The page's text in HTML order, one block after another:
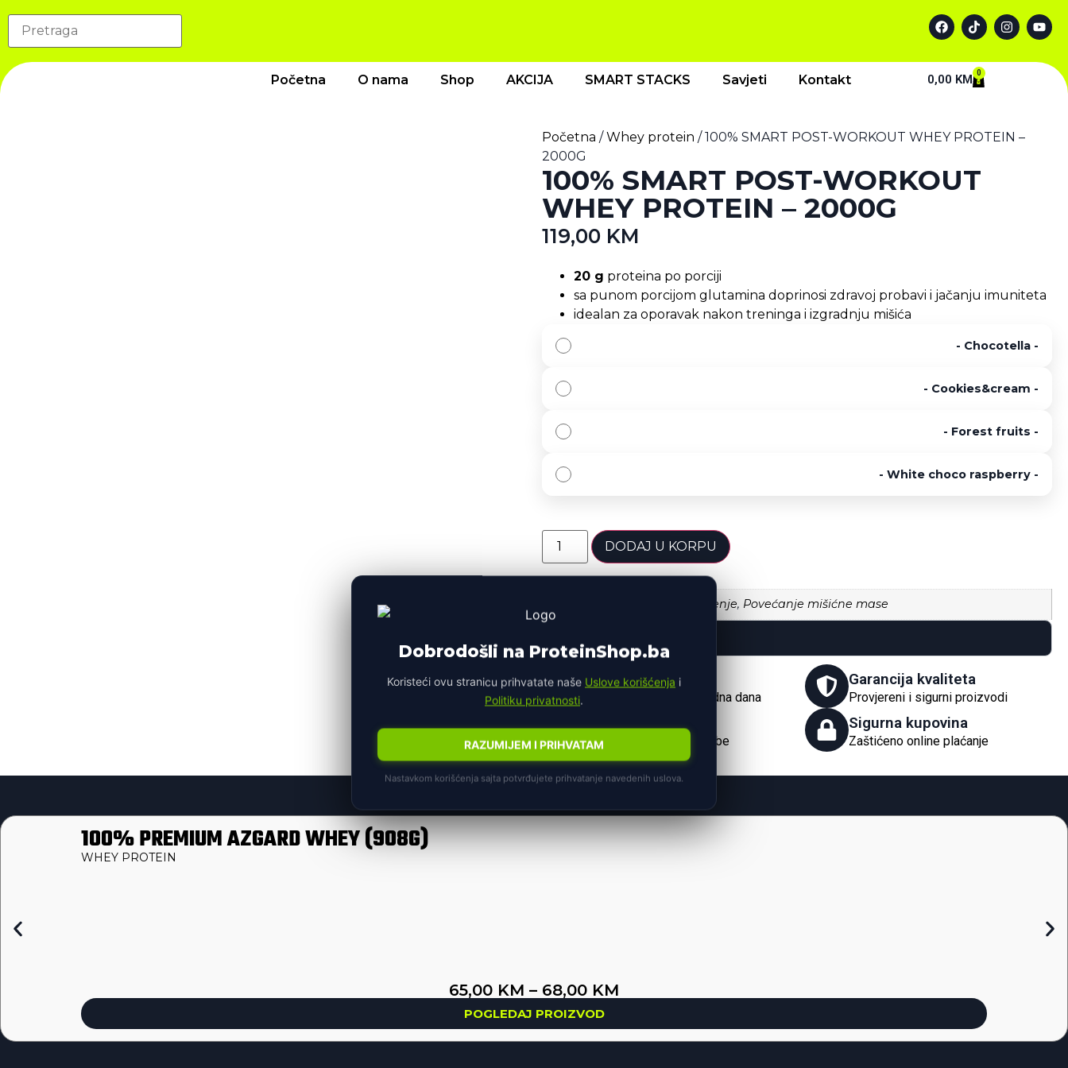
Početna O nama Shop AKCIJA SMART STACKS Savjeti Kontakt 0,00 KM 0
Početna /Whey protein / 100% SMART POST-WORKOUT WHEY PROTEIN –
2000G
100% SMART POST-WORKOUT
WHEY PROTEIN – 2000G
119,00 KM
20 g proteina po porciji
sa punom porcijom glutamina doprinosi zdravoj probavi i jačanju imuniteta
idealan za oporavak nakon treninga i izgradnju mišića
- Chocotella -
- Cookies&cream -
- Forest fruits -
- White choco raspberry -
DODAJ U KORPU
Mršavljenje, Povećanje mišićne mase
Brza dostava
Dostava u roku 1-3 radna dana
Mogućnost povrata robe
Garancija kvaliteta
Provjereni i sigurni proizvodi
Sigurna kupovina
Zaštićeno online plaćanje
100% PREMIUM AZGARD WHEY (908G)
WHEY PROTEIN
65,00 KM – 68,00 KM
POGLEDAJ PROIZVOD
Dobrodošli na ProteinShop.ba
Koristeći ovu stranicu prihvatate naše Uslove korišćenja i
Politiku privatnosti.
RAZUMIJEM I PRIHVATAM
Nastavkom korišćenja sajta potvrđujete prihvatanje navedenih uslova.